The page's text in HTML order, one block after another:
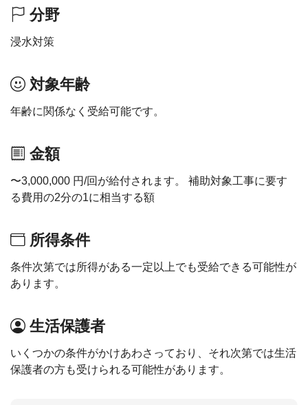
分野
浸水対策
対象年齢
年齢に関係なく受給可能です。
金額
〜3,000,000 円/回が給付されます。 補助対象工事に要す
る費用の2分の1に相当する額
所得条件
条件次第では所得がある一定以上でも受給できる可能性が
あります。
生活保護者
いくつかの条件がかけあわさっており、それ次第では生活
保護者の方も受けられる可能性があります。